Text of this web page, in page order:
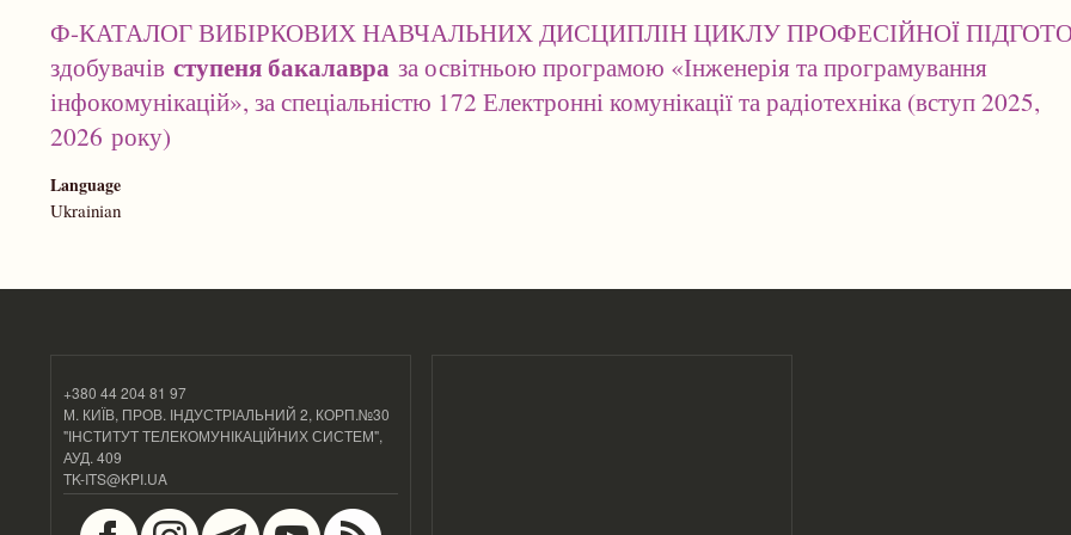
Ф-КАТАЛОГ ВИБІРКОВИХ НАВЧАЛЬНИХ ДИСЦИПЛІН ЦИКЛУ ПРОФЕСІЙНОЇ
здобувачів ступеня бакалавра за освітньою програмою «Інженерія та програмування
інфокомунікацій», за спеціальністю 172 Електронні комунікації та радіотехніка (вступ 2025,
2026 року)
Language
Ukrainian
+380 44 204 81 97
М. КИЇВ, ПРОВ. ІНДУСТРІАЛЬНИЙ 2, КОРП.№30
"ІНСТИТУТ ТЕЛЕКОМУНІКАЦІЙНИХ СИСТЕМ",
АУД. 409
TK-ITS@KPI.UA